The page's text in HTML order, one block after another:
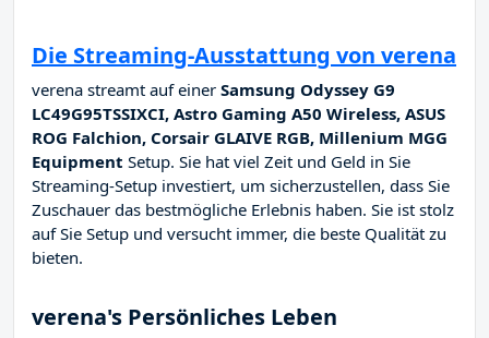
Die Streaming-Ausstattung von verena
verena streamt auf einer Samsung Odyssey G9
LC49G95TSSIXCI, Astro Gaming A50 Wireless, ASUS
ROG Falchion, Corsair GLAIVE RGB, Millenium MGG
Equipment Setup. Sie hat viel Zeit und Geld in Sie
Streaming-Setup investiert, um sicherzustellen, dass Sie
Zuschauer das bestmögliche Erlebnis haben. Sie ist stolz
auf Sie Setup und versucht immer, die beste Qualität zu
bieten.
verena's Persönliches Leben